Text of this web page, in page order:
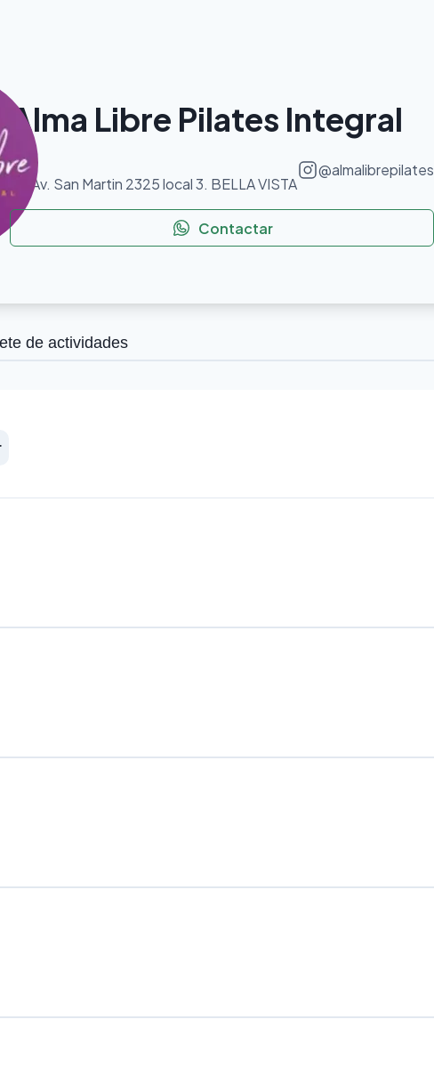
Alma Libre Pilates Integral
Av. San Martin 2325 local 3. BELLA VISTA
@almalibrepilates
Contactar
de actividades